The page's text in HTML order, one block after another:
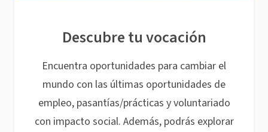
Descubre tu vocación
Encuentra oportunidades para cambiar el
mundo con las últimas oportunidades de
empleo, pasantías/prácticas y voluntariado
con impacto social. Además, podrás explorar